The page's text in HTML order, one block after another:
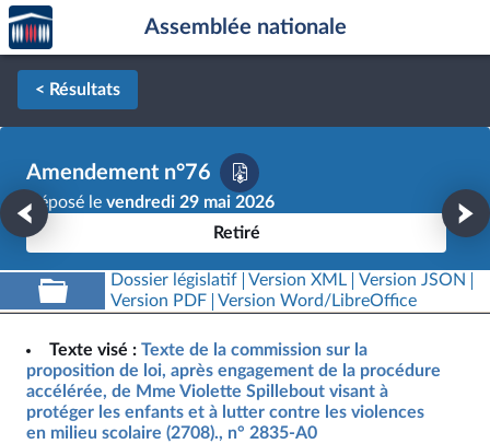
Aller au contenu
Aller en bas de la page
Accèder
à la
page
d'accueil
Assemblée nationale
< Résultats
Amendement n°76
Déposé le vendredi 29 mai 2026
Retiré
Dossier législatif Version XML
Version JSON
Version PDF
Version Word/LibreOffice
Texte visé : Texte de la commission sur la
proposition de loi, après engagement de la procédure
accélérée, de Mme Violette Spillebout visant à
protéger les enfants et à lutter contre les violences
en milieu scolaire (2708)., n° 2835-A0